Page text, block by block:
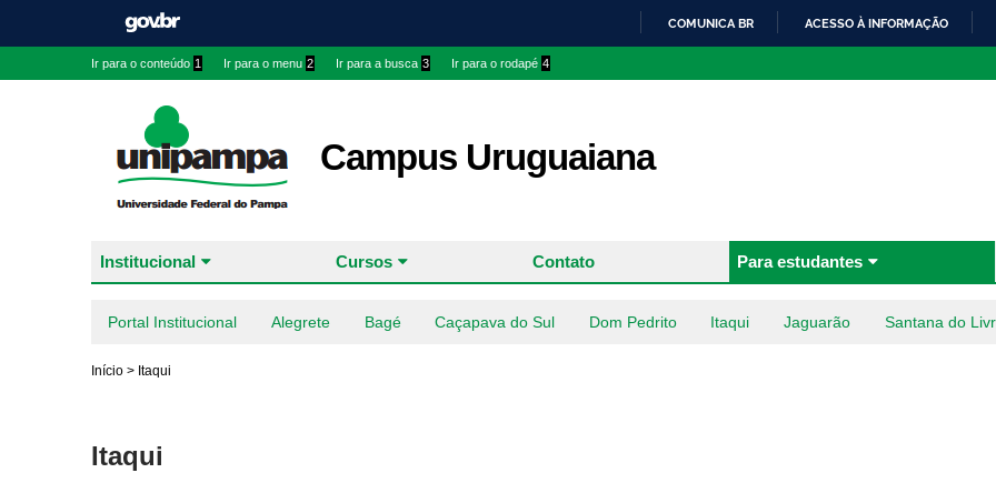
COMUNICA BR ACESSO À INFORMAÇÃO
Ir para o conteúdo 1 Ir para o menu 2 Ir para a busca 3 Ir para o rodapé 4
Campus Uruguaiana
Institucional Cursos Contato Para estudantes
Portal Institucional Alegrete Bagé Caçapava do Sul Dom Pedrito Itaqui Jaguarão Santana do
Início > Itaqui
Itaqui